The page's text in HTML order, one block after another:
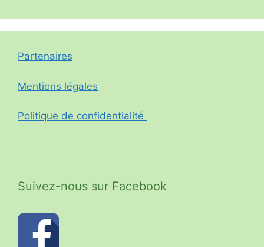
Partenaires
Mentions légales
Politique de confidentialité
Suivez-nous sur Facebook